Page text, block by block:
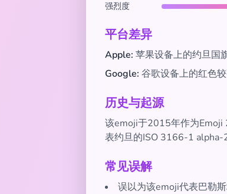
强烈度
平台差异
Apple: 苹果设备上的约旦国
Google: 谷歌设备上的红色
历史与起源
该emoji于2015年作为Emoji
表约旦的ISO 3166-1 alpha-2
常见误解
误以为该emoji代表巴勒